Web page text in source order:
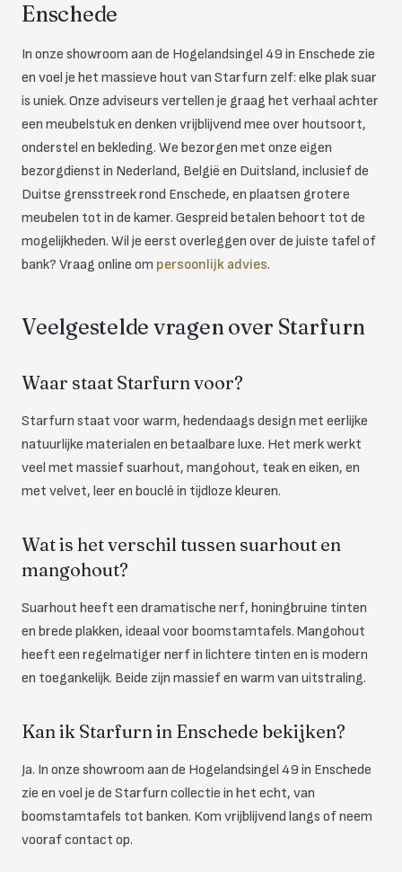
Enschede
In onze showroom aan de Hogelandsingel 49 in Enschede zie
en voel je het massieve hout van Starfurn zelf: elke plak suar
is uniek. Onze adviseurs vertellen je graag het verhaal achter
een meubelstuk en denken vrijblijvend mee over houtsoort,
onderstel en bekleding. We bezorgen met onze eigen
bezorgdienst in Nederland, België en Duitsland, inclusief de
Duitse grensstreek rond Enschede, en plaatsen grotere
meubelen tot in de kamer. Gespreid betalen behoort tot de
mogelijkheden. Wil je eerst overleggen over de juiste tafel of
bank? Vraag online om persoonlijk advies.
Veelgestelde vragen over Starfurn
Waar staat Starfurn voor?
Starfurn staat voor warm, hedendaags design met eerlijke
natuurlijke materialen en betaalbare luxe. Het merk werkt
veel met massief suarhout, mangohout, teak en eiken, en
met velvet, leer en bouclé in tijdloze kleuren.
Wat is het verschil tussen suarhout en
mangohout?
Suarhout heeft een dramatische nerf, honingbruine tinten
en brede plakken, ideaal voor boomstamtafels. Mangohout
heeft een regelmatiger nerf in lichtere tinten en is modern
en toegankelijk. Beide zijn massief en warm van uitstraling.
Kan ik Starfurn in Enschede bekijken?
Ja. In onze showroom aan de Hogelandsingel 49 in Enschede
zie en voel je de Starfurn collectie in het echt, van
boomstamtafels tot banken. Kom vrijblijvend langs of neem
vooraf contact op.